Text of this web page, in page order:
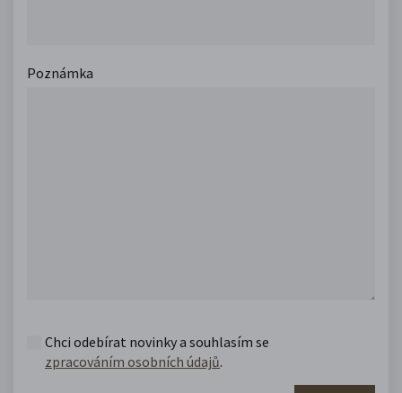
Poznámka
Chci odebírat novinky a souhlasím se
zpracováním osobních údajů.